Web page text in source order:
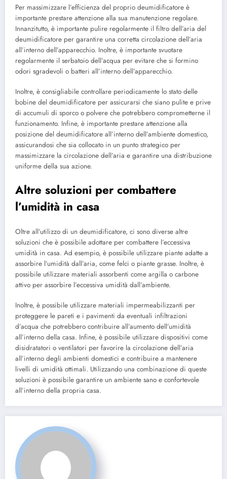
Per massimizzare l’efficienza del proprio deumidificatore è
importante prestare attenzione alla sua manutenzione regolare.
Innanzitutto, è importante pulire regolarmente il filtro dell’aria del
deumidificatore per garantire una corretta circolazione dell’aria
all’interno dell’apparecchio. Inoltre, è importante svuotare
regolarmente il serbatoio dell’acqua per evitare che si formino
odori sgradevoli o batteri all’interno dell’apparecchio.
Inoltre, è consigliabile controllare periodicamente lo stato delle
bobine del deumidificatore per assicurarsi che siano pulite e prive
di accumuli di sporco o polvere che potrebbero comprometterne il
funzionamento. Infine, è importante prestare attenzione alla
posizione del deumidificatore all’interno dell’ambiente domestico,
assicurandosi che sia collocato in un punto strategico per
massimizzare la circolazione dell’aria e garantire una distribuzione
uniforme della sua azione.
Altre soluzioni per combattere
l’umidità in casa
Oltre all’utilizzo di un deumidificatore, ci sono diverse altre
soluzioni che è possibile adottare per combattere l’eccessiva
umidità in casa. Ad esempio, è possibile utilizzare piante adatte a
assorbire l’umidità dall’aria, come felci o piante grasse. Inoltre, è
possibile utilizzare materiali assorbenti come argilla o carbone
attivo per assorbire l’eccessiva umidità dall’ambiente.
Inoltre, è possibile utilizzare materiali impermeabilizzanti per
proteggere le pareti e i pavimenti da eventuali infiltrazioni
d’acqua che potrebbero contribuire all’aumento dell’umidità
all’interno della casa. Infine, è possibile utilizzare dispositivi come
disidratatori o ventilatori per favorire la circolazione dell’aria
all’interno degli ambienti domestici e contribuire a mantenere
livelli di umidità ottimali. Utilizzando una combinazione di queste
soluzioni è possibile garantire un ambiente sano e confortevole
all’interno della propria casa.